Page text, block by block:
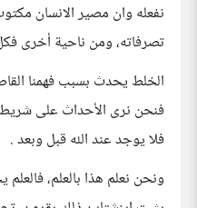
نفعله وان مصير الانسان
تصرفاته، ومن ناحية أخرى
الخلط يحدث بسبب فهمنا
فنحن نرى الأحداث على
فلا يوجد عند الله قبل وبعد .
ونحن نعلم هذا بالعلم،